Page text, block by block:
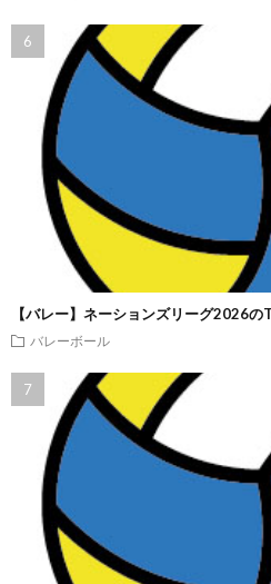
【バレー】ネーションズリーグ2026
バレーボール